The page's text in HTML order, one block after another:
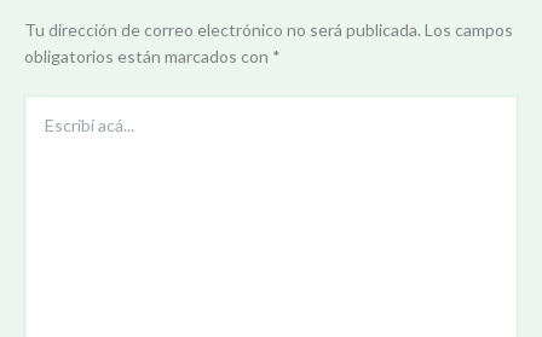
Tu dirección de correo electrónico no será publicada. Los campos
obligatorios están marcados con *
acá...